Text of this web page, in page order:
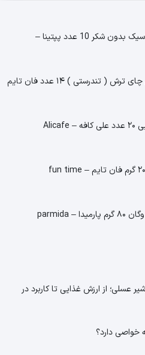
پودر چای ماچا لته کلاسیک بدون شکر 10 عدد پپتینا –
دمنوش مخلوط گیاهی چای ترش ( تندرستی ) ۱۴ عدد فان تایم
عسلی؛ از ارزش غذایی تا کاربرد در
دارد؟